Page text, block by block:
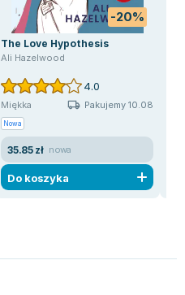
-20%
The Love Hypothesis
Ali Hazelwood
4.0
Miękka Pakujemy 10.08
Nowa
35.85 zł nowa
Do koszyka